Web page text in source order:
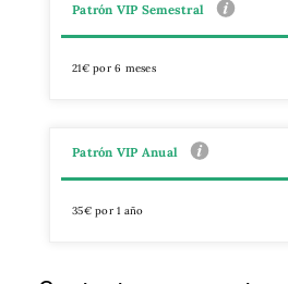
Patrón VIP Semestral
21€ por 6 meses
Patrón VIP Anual
35€ por 1 año